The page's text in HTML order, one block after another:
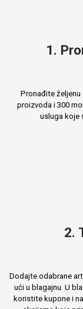
1.
Pronađite željenu
proizvoda i 300
usluga koje
2.
Dodajte odabrane
ući u blagajnu. U
koristite kupone i
Sportski motivi